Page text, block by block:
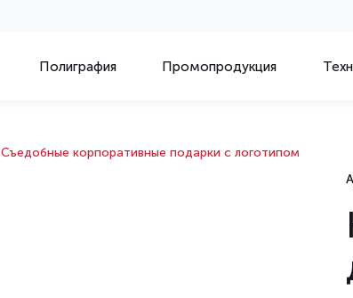
Полиграфия Промопродукция
Съедобные корпоративные подарки с логотипом